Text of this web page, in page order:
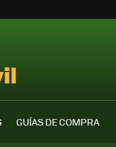
GUÍAS DE COMPRA